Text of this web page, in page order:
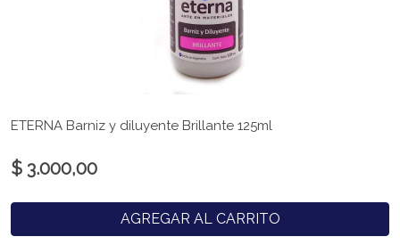
ETERNA Barniz y diluyente Brillante 125ml
$ 3.000,00
AGREGAR AL CARRITO